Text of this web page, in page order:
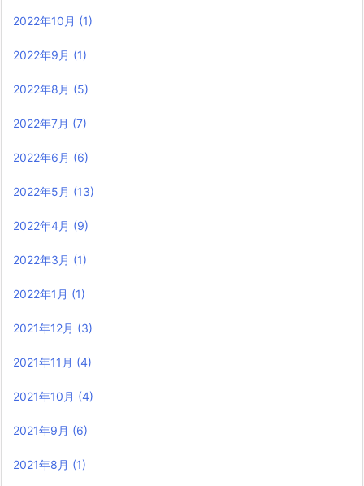
2022年10月 (1)
2022年9月 (1)
2022年8月 (5)
2022年7月 (7)
2022年6月 (6)
2022年5月 (13)
2022年4月 (9)
2022年3月 (1)
2022年1月 (1)
2021年12月 (3)
2021年11月 (4)
2021年10月 (4)
2021年9月 (6)
2021年8月 (1)